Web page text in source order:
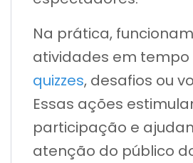
Na prática,
atividades em tempo
quizzes, desafios ou
Essas ações
participação e
atenção do público